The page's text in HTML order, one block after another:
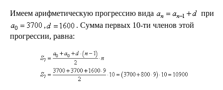
Имеем арифметическую прогрессию вида
при
,
. Сумма первых 10-ти членов этой
прогрессии, равна: